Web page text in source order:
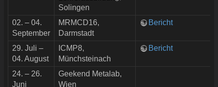
Solingen
02. – 04.
September
MRMCD16,
Darmstadt
Bericht
29. Juli –
04. August
ICMP8,
Münchsteinach
Bericht
24. – 26.
Juni
Geekend Metalab,
Wien